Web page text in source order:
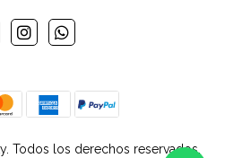
Todos los derechos reservados.